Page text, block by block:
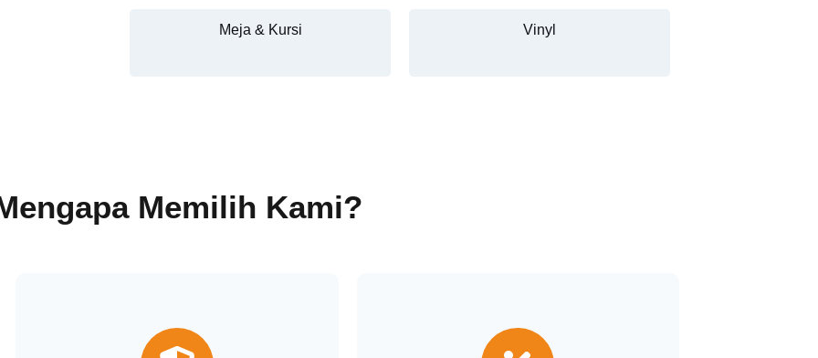
Meja & Kursi Vinyl
Memilih Kami?